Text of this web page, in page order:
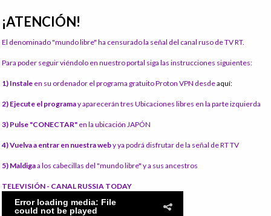
¡ATENCIÓN!
El denominado "mundo libre" ha censurado la señal del canal ruso de TV RT.
Para poder seguir viéndolo en nuestro portal siga las instrucciones siguientes:
1) Instale en su ordenador el programa gratuito Proton VPN desdeaquí:
2) Ejecute el programay aparecerán tres Ubicaciones libres en la parte izquierda
3) Pulse "CONECTAR" en la ubicación JAPÓN
4) Vuelva a entrar en nuestra weby ya podrá disfrutar de la señal de RT TV
5) Maldigaa los cabecillas del "mundo libre" y a sus ancestros
TELEVISIÓN - CANAL RUSSIA TODAY